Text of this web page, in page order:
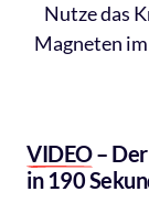
Nutze das
Magneten
VIDEO – Der
in 190